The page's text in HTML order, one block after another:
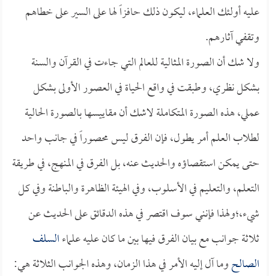
عليه أولئك العلماء، ليكون ذلك حافزاً لها على السير على خطاهم
وتقفي آثارهم.
ولا شك أن الصورة المثالية للعالم التي جاءت في القرآن والسنة
بشكل نظري، وطبقت في واقع الحياة في العصور الأولى بشكل
عملي، هذه الصورة المتكاملة لاشك أن مقاييسها بالصورة الحالية
لطلاب العلم أمر يطول، فإن الفرق ليس محصوراً في جانب واحد
حتى يمكن استقصاؤه والحديث عنه، بل الفرق في المنهج، في طريقة
التعلم، والتعليم في الأسلوب، وفي الهيئة الظاهرة والباطنة وفي كل
شيء،؛ولهذا فإنني سوف اقتصر في هذه الدقائق على الحديث عن
ثلاثة جوانب مع بيان الفرق فيها بين ما كان عليه علماءالسلف
الصالحوما آل إليه الأمر في هذا الزمان، وهذه الجوانب الثلاثة هي: